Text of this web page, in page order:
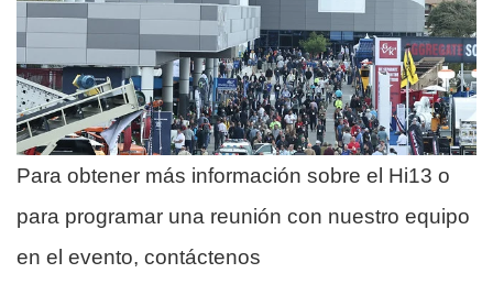
Para obtener más información sobre el Hi13 o
para programar una reunión con nuestro equipo
en el evento, contáctenos